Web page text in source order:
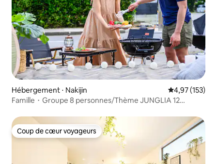
Hébergement ⋅ Nakijin Évaluation
4,97 (153)
Famille・Groupe 8 personnes/Thème JUNGLIA 12
mer de Meira 18 points
Coup de cœur voyageurs
Coup de cœur voyageurs